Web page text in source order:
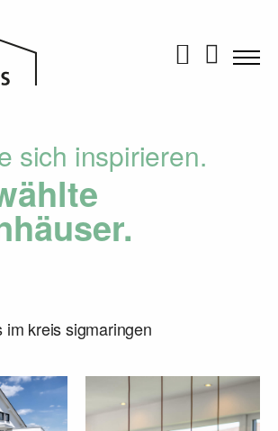
sich inspirieren.
im kreis sigmaringen